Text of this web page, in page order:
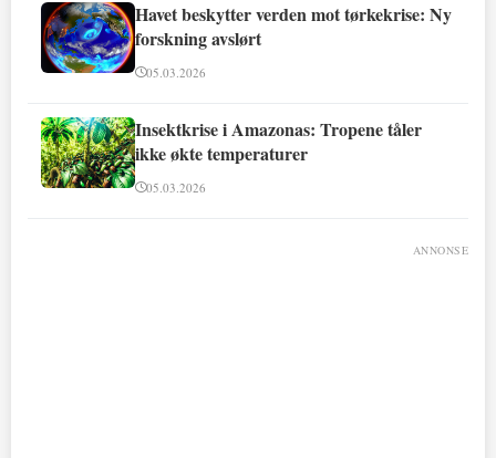
Havet beskytter verden mot tørkekrise: Ny
forskning avslørt
05.03.2026
Insektkrise i Amazonas: Tropene tåler
ikke økte temperaturer
05.03.2026
ANNONSE